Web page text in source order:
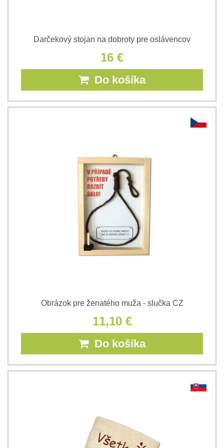
Darčekový stojan na dobroty pre oslávencov
16 €
Do košíka
Obrázok pre ženatého muža - slučka CZ
11,10 €
Do košíka